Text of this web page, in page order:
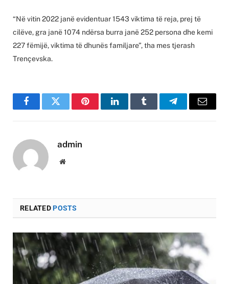
“Në vitin 2022 janë evidentuar 1543 viktima të reja, prej të
cilëve, gra janë 1074 ndërsa burra janë 252 persona dhe kemi
227 fëmijë, viktima të dhunës familjare”, tha mes tjerash
Trençevska.
FacebookTwitter PinterestLinkedInTumblr TelegramEmail
admin
Website
RELATEDPOSTS